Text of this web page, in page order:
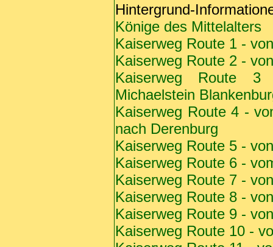
Hintergrund-
Könige des Mittelalters
Kaiserweg Route 1 -
Kaiserweg Route 2 -
Kaiserweg Route
Michaelstein
Kaiserweg Route 4 -
nach Derenburg
Kaiserweg Route 5 -
Kaiserweg Route 6 -
Kaiserweg Route 7 -
Kaiserweg Route 8 -
Kaiserweg Route 9 -
Kaiserweg Route 10 -